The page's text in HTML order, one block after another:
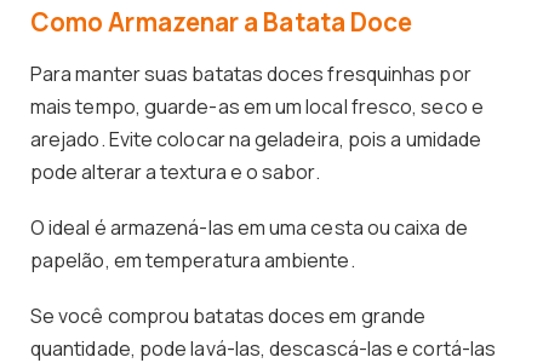
Como Armazenar a Batata Doce
Para manter suas batatas doces fresquinhas por
mais tempo, guarde-as em um local fresco, seco e
arejado. Evite colocar na geladeira, pois a umidade
pode alterar a textura e o sabor.
O ideal é armazená-las em uma cesta ou caixa de
papelão, em temperatura ambiente.
Se você comprou batatas doces em grande
quantidade, pode lavá-las, descascá-las e cortá-las